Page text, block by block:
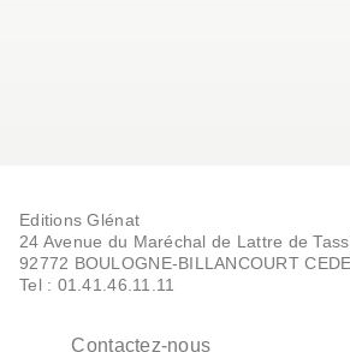
Editions Glénat
24 Avenue du Maréchal de Lattre de
92772 BOULOGNE-BILLANCOURT
Tel : 01.41.46.11.11
Contactez-nous